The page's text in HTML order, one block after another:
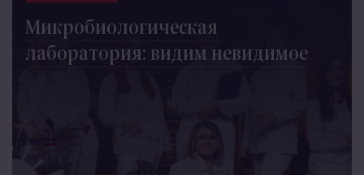
Микробиологическая
лаборатория: видим невидимое